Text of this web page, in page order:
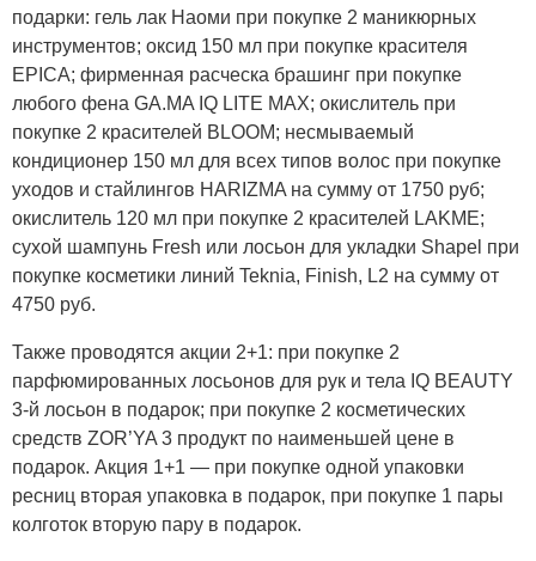
подарки: гель лак Наоми при покупке 2 маникюрных
инструментов; оксид 150 мл при покупке красителя
EPICA; фирменная расческа брашинг при покупке
любого фена GA.MA IQ LITE MAX; окислитель при
покупке 2 красителей BLOOM; несмываемый
кондиционер 150 мл для всех типов волос при покупке
уходов и стайлингов HARIZMA на сумму от 1750 руб;
окислитель 120 мл при покупке 2 красителей LAKME;
сухой шампунь Fresh или лосьон для укладки Shapel при
покупке косметики линий Teknia, Finish, L2 на сумму от
4750 руб.
Также проводятся акции 2+1: при покупке 2
парфюмированных лосьонов для рук и тела IQ BEAUTY
3-й лосьон в подарок; при покупке 2 косметических
средств ZOR’YA 3 продукт по наименьшей цене в
подарок. Акция 1+1 — при покупке одной упаковки
ресниц вторая упаковка в подарок, при покупке 1 пары
колготок вторую пару в подарок.